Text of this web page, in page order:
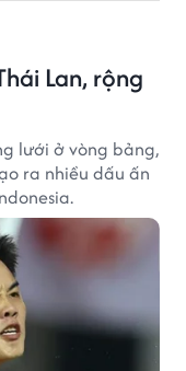
Lan, rộng
lưới ở vòng bảng,
ra nhiều dấu ấn